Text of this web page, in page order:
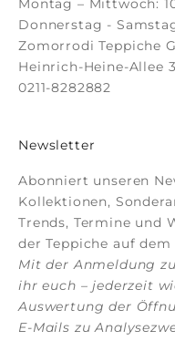
Montag – Mittwoch:
Donnerstag -
Zomorrodi Teppiche
Heinrich-Heine-Allee
0211-8282882
Newsletter
Abonniert unseren
Kollektionen,
Trends, Termine und
der Teppiche auf
Mit der Anmeldung
ihr euch – jederzeit
Auswertung der
E-Mails zu